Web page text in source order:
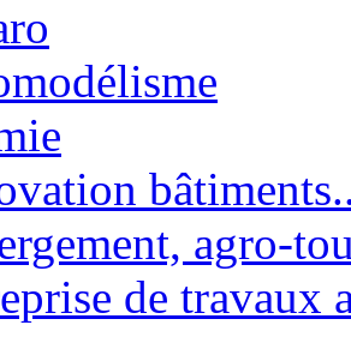
agro-
de travaux